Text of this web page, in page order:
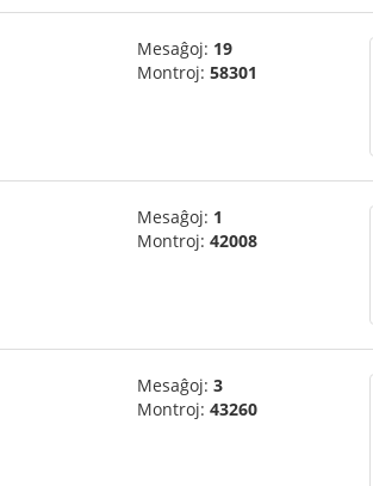
Mesaĝoj: 19
Montroj: 58301
Mesaĝoj: 1
Montroj: 42008
Mesaĝoj: 3
Montroj: 43260